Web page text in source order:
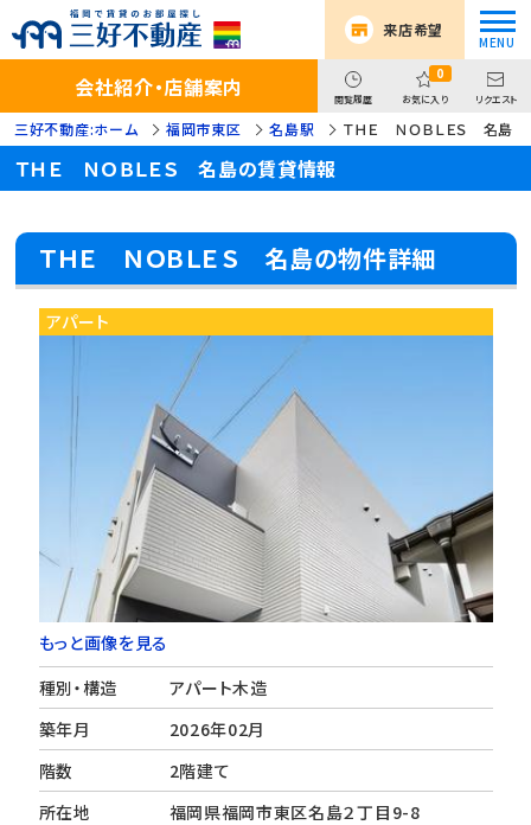
来店希望
会社紹介・店舗案内 閲覧履歴
0
お気に入り リクエスト
三好不動産:ホーム 福岡市東区 名島駅 ＴＨＥ ＮＯＢＬＥＳ 名島
ＴＨＥ ＮＯＢＬＥＳ 名島の賃貸情報
ＴＨＥ ＮＯＢＬＥＳ 名島の物件詳細
アパート
もっと画像を見る
種別・構造
アパート木造
築年月
2026年02月
階数
2階建て
所在地
福岡県福岡市東区名島２丁目9-8